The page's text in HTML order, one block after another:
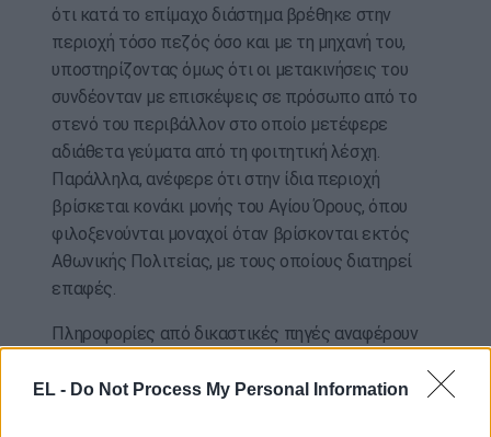
EL - Do Not Process My Personal Information
ότι κατά το επίμαχο διάστημα βρέθηκε στην
περιοχή τόσο πεζός όσο και με τη μηχανή του,
υποστηρίζοντας όμως ότι οι μετακινήσεις του
συνδέονταν με επισκέψεις σε πρόσωπο από το
στενό του περιβάλλον στο οποίο μετέφερε
αδιάθετα γεύματα από τη φοιτητική λέσχη.
Παράλληλα, ανέφερε ότι στην ίδια περιοχή
βρίσκεται κονάκι μονής του Αγίου Όρους, όπου
φιλοξενούνται μοναχοί όταν βρίσκονται εκτός
Αθωνικής Πολιτείας, με τους οποίους διατηρεί
επαφές.
Πληροφορίες από δικαστικές πηγές αναφέρουν
κτηνίατρο ειδική αγωγή αντιμετώπισης